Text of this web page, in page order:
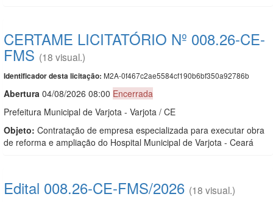
CERTAME LICITATÓRIO Nº 008.26-CE-
FMS (18 visual.)
Identificador desta licitação: M2A-0f467c2ae5584cf190b6bf350a92786b
Abertura 04/08/2026 08:00 Encerrada
Prefeitura Municipal de Varjota - Varjota / CE
Objeto: Contratação de empresa especializada para executar obra
de reforma e ampliação do Hospital Municipal de Varjota - Ceará
Edital 008.26-CE-FMS/2026 (18 visual.)